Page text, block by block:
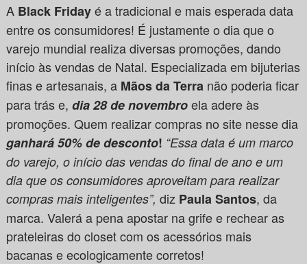
A Black Fridayé a tradicional e mais esperada data
entre os consumidores! É justamente o dia que o
varejo mundial realiza diversas promoções, dando
início às vendas de Natal. Especializada em bijuterias
finas e artesanais, a Mãos da Terra não poderia ficar
para trás e, dia 28 de novembroela adere às
promoções. Quem realizar compras no site nesse dia
ganhará 50% de desconto! “Essa data é um marco
do varejo, o início das vendas do final de ano e um
dia que os consumidores aproveitam para realizar
compras mais inteligentes”, diz Paula Santos, da
marca. Valerá a pena apostar na grife e rechear as
prateleiras do closet com os acessórios mais
bacanas e ecologicamente corretos!